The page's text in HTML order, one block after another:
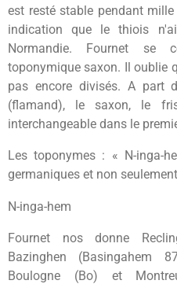
est resté stable pendant
indication que le thiois
Normandie. Fournet se
toponymique saxon. Il oublie
pas encore divisés. A part
(flamand), le saxon, le
interchangeable dans le
Les toponymes : « N-inga-
germaniques et non
N-inga-hem
Fournet nos donne
Bazinghen (Basingahem
Boulogne (Bo) et